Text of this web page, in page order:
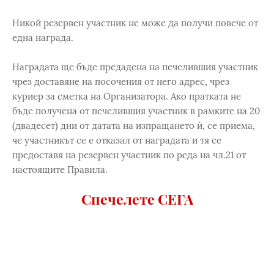
Никой резервен участник не може да получи повече от
една награда.
Наградата ще бъде предадена на печелившия участник
чрез доставяне на посочения от него адрес, чрез
куриер за сметка на Организатора. Ако пратката не
бъде получена от печелившия участник в рамките на 20
(двадесет) дни от датата на изпращането ѝ, се приема,
че участникът се е отказал от наградата и тя се
предоставя на резервен участник по реда на чл.21 от
настоящите Правила.
Спечелете СЕГА